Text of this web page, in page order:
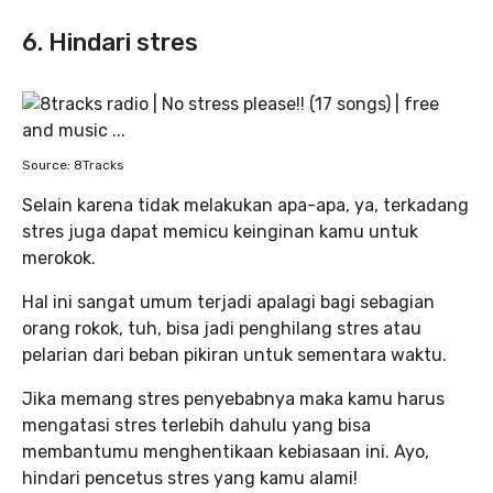
6. Hindari stres
Source: 8Tracks
Selain karena tidak melakukan apa-apa, ya, terkadang
stres juga dapat memicu keinginan kamu untuk
merokok.
Hal ini sangat umum terjadi apalagi bagi sebagian
orang rokok, tuh, bisa jadi penghilang stres atau
pelarian dari beban pikiran untuk sementara waktu.
Jika memang stres penyebabnya maka kamu harus
mengatasi stres terlebih dahulu yang bisa
membantumu menghentikaan kebiasaan ini. Ayo,
hindari pencetus stres yang kamu alami!